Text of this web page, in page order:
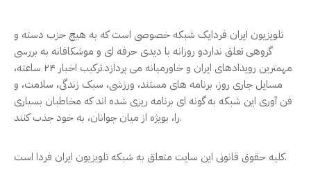
تلویزیون ایران فردایک شبکه خصوصی است که به هیچ حزب دسته و
گروهی تعلق نداردو روزانه با دیدی حرفه ای و موشکافانه به بررسی
مهمترین رویدادهای ایران و خاورمیانه می پردازد.ترکیب اخبار ۲۴ ساعته،
مسایل جاری روز، برنامه های مستند، ورزشی، سبک زندگی، سلامت، و
فن آوری این شبکه به گونه ای برنامه ریزی شده اند که مخاطبان بسیاری
را، بویژه از میان جوانان، به خود جذب کنند.
کلیه حقوق قانونی این سایت متعلق به شبکه تلویزیون ایران فردا است.